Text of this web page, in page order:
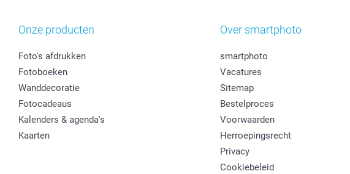
Onze producten
Foto's afdrukken
Fotoboeken
Wanddecoratie
Fotocadeaus
Kalenders & agenda's
Kaarten
Over smartphoto
smartphoto
Vacatures
Sitemap
Bestelproces
Voorwaarden
Herroepingsrecht
Privacy
Cookiebeleid